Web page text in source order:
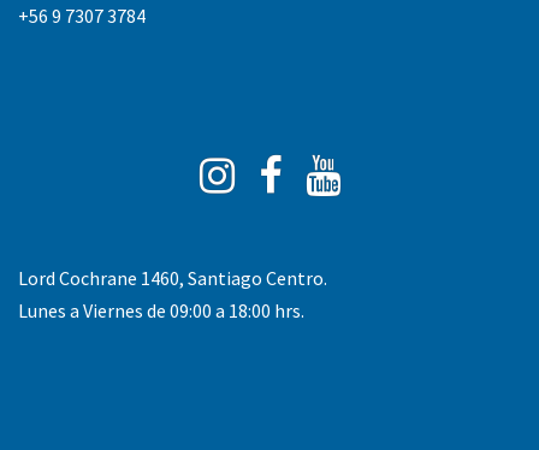
+56 9 7307 3784
Instagram
Facebook
Tube
Lord Cochrane 1460, Santiago Centro.
Lunes a Viernes de 09:00 a 18:00 hrs.